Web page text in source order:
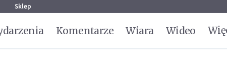
Sklep
Komentarze Wiara Wideo